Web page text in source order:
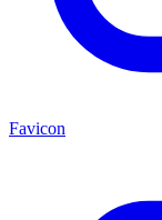
Favicon